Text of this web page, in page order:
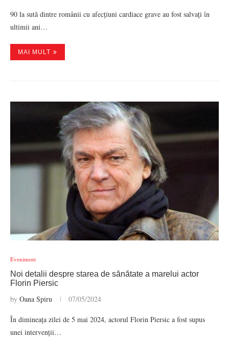
90 la sută dintre românii cu afecțiuni cardiace grave au fost salvați în
ultimii ani…
MAI MULT
Eveniment
Noi detalii despre starea de sănătate a marelui actor
Florin Piersic
by Oana Spiru 07/05/2024
În dimineața zilei de 5 mai 2024, actorul Florin Piersic a fost supus
unei intervenții…